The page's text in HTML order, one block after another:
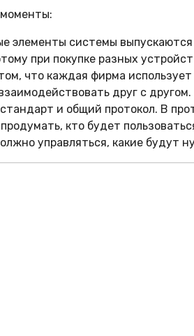
элементы системы
при покупке разных
что каждая фирма
друг с
и общий протокол. В
кто будет
управляться, какие будут